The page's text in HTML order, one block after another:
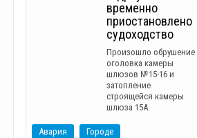
временно
приостановлено
судоходство
Произошло обрушение
оголовка камеры
шлюзов №15-16 и
затопление
строящейся камеры
шлюза 15А.
Авария
Городе